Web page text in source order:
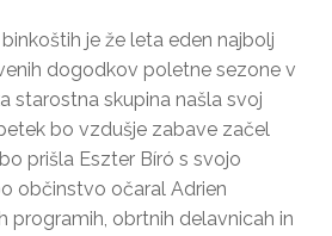
je že leta eden najbolj
dogodkov poletne sezone v
starostna skupina našla svoj
bo vzdušje zabave začel
prišla Eszter Bíró s svojo
občinstvo očaral Adrien
programih, obrtnih delavnicah in